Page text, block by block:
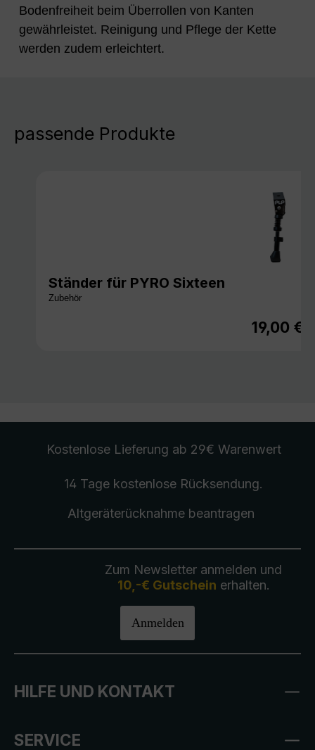
Bodenfreiheit beim Überrollen von Kanten
gewährleistet. Reinigung und Pflege der Kette
werden zudem erleichtert.
passende Produkte
Ständer für PYRO Sixteen
Zubehör
19,00 €
Kostenlose Lieferung ab 29€ Warenwert
14 Tage kostenlose Rücksendung.
Altgeräterücknahmebeantragen
Zum Newsletter anmelden und
10,-€ Gutschein erhalten.
Anmelden
HILFE UND KONTAKT
SERVICE